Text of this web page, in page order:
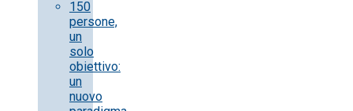
150
persone,
un
solo
obiettivo:
un
nuovo